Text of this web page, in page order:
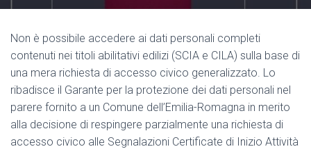
Non è possibile accedere ai dati personali completi
contenuti nei titoli abilitativi edilizi (SCIA e CILA) sulla base di
una mera richiesta di accesso civico generalizzato. Lo
ribadisce il Garante per la protezione dei dati personali nel
parere fornito a un Comune dell’Emilia-Romagna in merito
alla decisione di respingere parzialmente una richiesta di
accesso civico alle Segnalazioni Certificate di Inizio Attività